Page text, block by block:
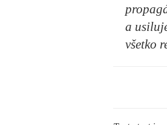
a
všetko